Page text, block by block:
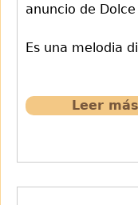
anuncio de
Es una melodia
Leer más